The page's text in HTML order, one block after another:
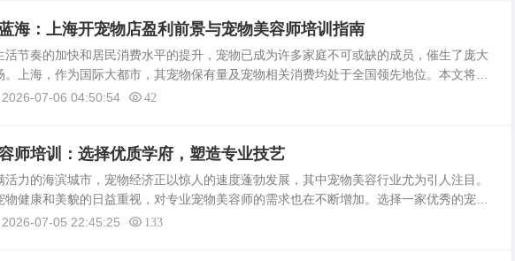
海：上海开宠物店盈利前景与宠物美容师培训指南
奏的加快和居民消费水平的提升，宠物已成为许多家庭不可或缺的成员，催生了庞大
。上海，作为国际大都市，其宠物保有量及宠物相关消费均处于全国领先地位。本文将深
设宠物店的盈利前景，并指引您寻找可靠的宠物美容师培训资源，为您的创业之路铺设坚
2026-07-06 04:50:54 42
师培训：选择优质学府，塑造专业技艺
活力的海滨城市，宠物经济正以惊人的速度蓬勃发展，其中宠物美容行业尤为引人注目。
物健康和美貌的日益重视，对专业宠物美容师的需求也在不断增加。选择一家优秀的宠物
，对于那些希望在宠物美容领域深耕的学员来说至关重要。本文将通过真实数据和详细分
2026-07-05 22:45:25 133